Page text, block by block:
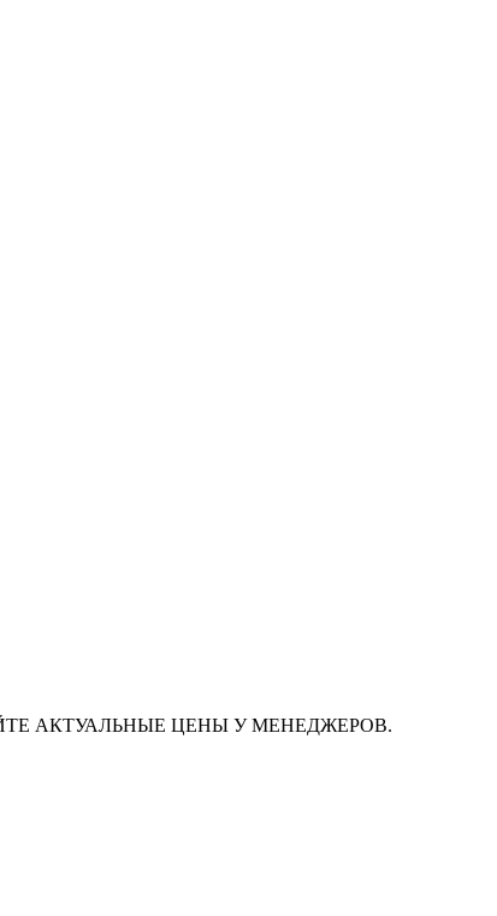
АКТУАЛЬНЫЕ ЦЕНЫ У МЕНЕДЖЕРОВ.